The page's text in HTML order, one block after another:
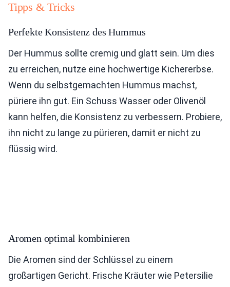
Tipps & Tricks
Perfekte Konsistenz des Hummus
Der Hummus sollte cremig und glatt sein. Um dies
zu erreichen, nutze eine hochwertige Kichererbse.
Wenn du selbstgemachten Hummus machst,
püriere ihn gut. Ein Schuss Wasser oder Olivenöl
kann helfen, die Konsistenz zu verbessern. Probiere,
ihn nicht zu lange zu pürieren, damit er nicht zu
flüssig wird.
Aromen optimal kombinieren
Die Aromen sind der Schlüssel zu einem
großartigen Gericht. Frische Kräuter wie Petersilie